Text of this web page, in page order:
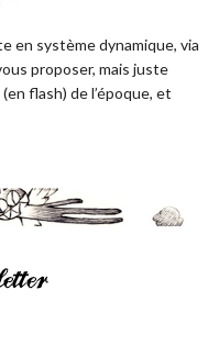
en système dynamique, via
proposer, mais juste
flash) de l’époque, et